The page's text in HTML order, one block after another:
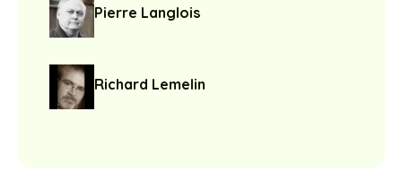
Pierre Langlois
Richard Lemelin